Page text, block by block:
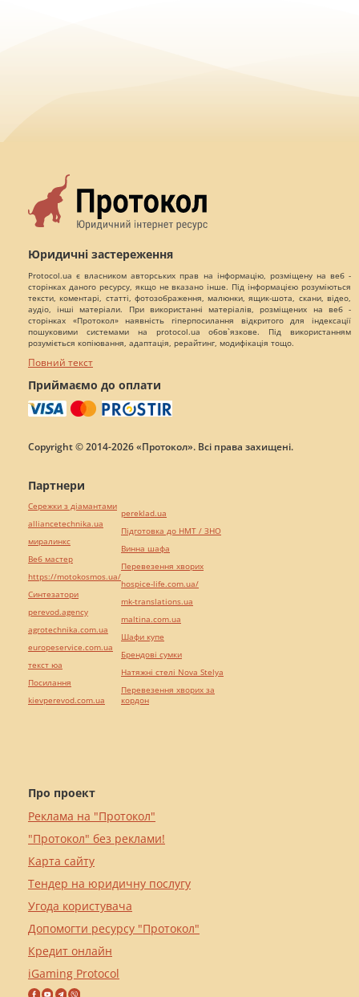
Юридичні застереження
Protocol.ua є власником авторських прав на інформацію, розміщену на веб -
сторінках даного ресурсу, якщо не вказано інше. Під інформацією розуміються
тексти, коментарі, статті, фотозображення, малюнки, ящик-шота, скани, відео,
аудіо, інші матеріали. При використанні матеріалів, розміщених на веб -
сторінках «Протокол» наявність гіперпосилання відкритого для індексації
пошуковими системами на protocol.ua обов`язкове. Під використанням
розуміється копіювання, адаптація, рерайтинг, модифікація тощо.
Повний текст
Приймаємо до оплати
Copyright © 2014-2026 «Протокол». Всі права захищені.
Про проект
Реклама на "Протокол"
"Протокол" без реклами!
Карта сайту
Тендер на юридичну послугу
Угода користувача
Допомогти ресурсу "Протокол"
Кредит онлайн
iGaming Protocol
Партнери
Сережки з діамантами
alliancetechnika.ua
миралинкс
Веб мастер
https://motokosmos.ua/
Синтезатори
perevod.agency
agrotechnika.com.ua
europeservice.com.ua
текст юа
Посилання
kievperevod.com.ua
pereklad.ua
Підготовка до НМТ / ЗНО
Винна шафа
Перевезення хворих
hospice-life.com.ua/
mk-translations.ua
maltina.com.ua
Шафи купе
Брендові сумки
Натяжні стелі Nova Stelya
Перевезення хворих за
кордон